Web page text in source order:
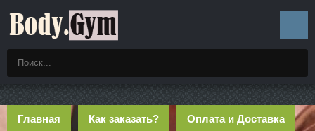
Главная Как заказать? Оплата и Доставка